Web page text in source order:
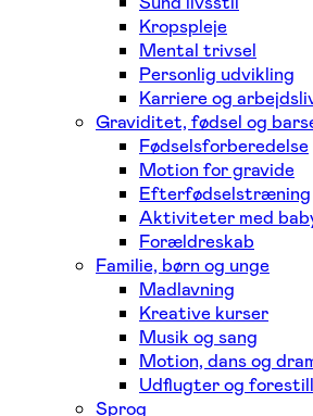
Kropspleje
Mental trivsel
Personlig udvikling
Karriere og
Graviditet, fødsel og
Fødselsforberedelse
Motion for gravide
Efterfødselstræning
Aktiviteter med
Forældreskab
Familie, børn og unge
Madlavning
Kreative kurser
Musik og sang
Motion, dans og
Udflugter og
Sprog